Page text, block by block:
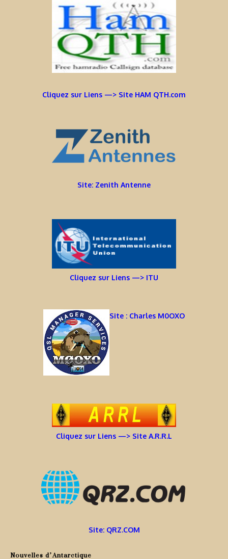
Cliquez sur Liens —> Site HAM QTH.com
Site: Zenith Antenne
Cliquez sur Liens —> ITU
Site : Charles M0OXO
Cliquez sur Liens —> Site A.R.R.L
Site: QRZ.COM
Nouvelles d’Antarctique